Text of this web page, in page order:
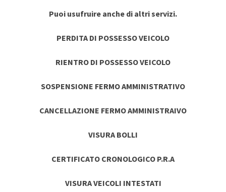
Puoi usufruire anche di altri servizi.
PERDITA DI POSSESSO VEICOLO
RIENTRO DI POSSESSO VEICOLO
SOSPENSIONE FERMO AMMINISTRATIVO
CANCELLAZIONE FERMO AMMINISTRAIVO
VISURA BOLLI
CERTIFICATO CRONOLOGICO P.R.A
VISURA VEICOLI INTESTATI